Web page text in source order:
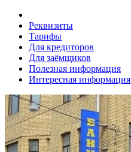
Реквизиты
Тарифы
Для кредиторов
Для заёмщиков
Полезная информация
Интересная информация